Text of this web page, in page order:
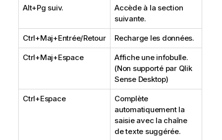
Alt+Pg suiv.
Accède à la section
suivante.
Ctrl+Maj+Entrée/Retour Recharge les données.
Ctrl+Maj+Espace
Affiche une infobulle.
(Non supporté par Qlik
Sense Desktop)
Ctrl+Espace
Complète
automatiquement la
saisie avec la chaîne
de texte suggérée.